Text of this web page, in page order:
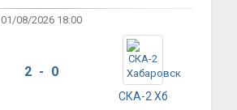
01/08/2026 18:00
2 - 0
СКА-2 Хб